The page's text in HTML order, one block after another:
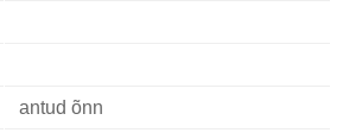
antud õnn